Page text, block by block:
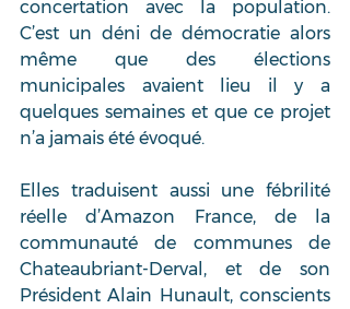
concertation avec la population.
C’est un déni de démocratie alors
même que des élections
municipales avaient lieu il y a
quelques semaines et que ce projet
n’a jamais été évoqué.
Elles traduisent aussi une fébrilité
réelle d’Amazon France, de la
communauté de communes de
Chateaubriant-Derval, et de son
Président Alain Hunault, conscients